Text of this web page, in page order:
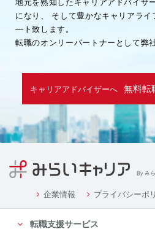
地元を熟知したキャリアアドバイザ
になり、
そして豊かなキャリアラ
―ト致します。
転職のオンリーパートナーとして弊
キャリアアドバイザーへ 無料転
企業情報 プライバシーポ
転職支援サービス